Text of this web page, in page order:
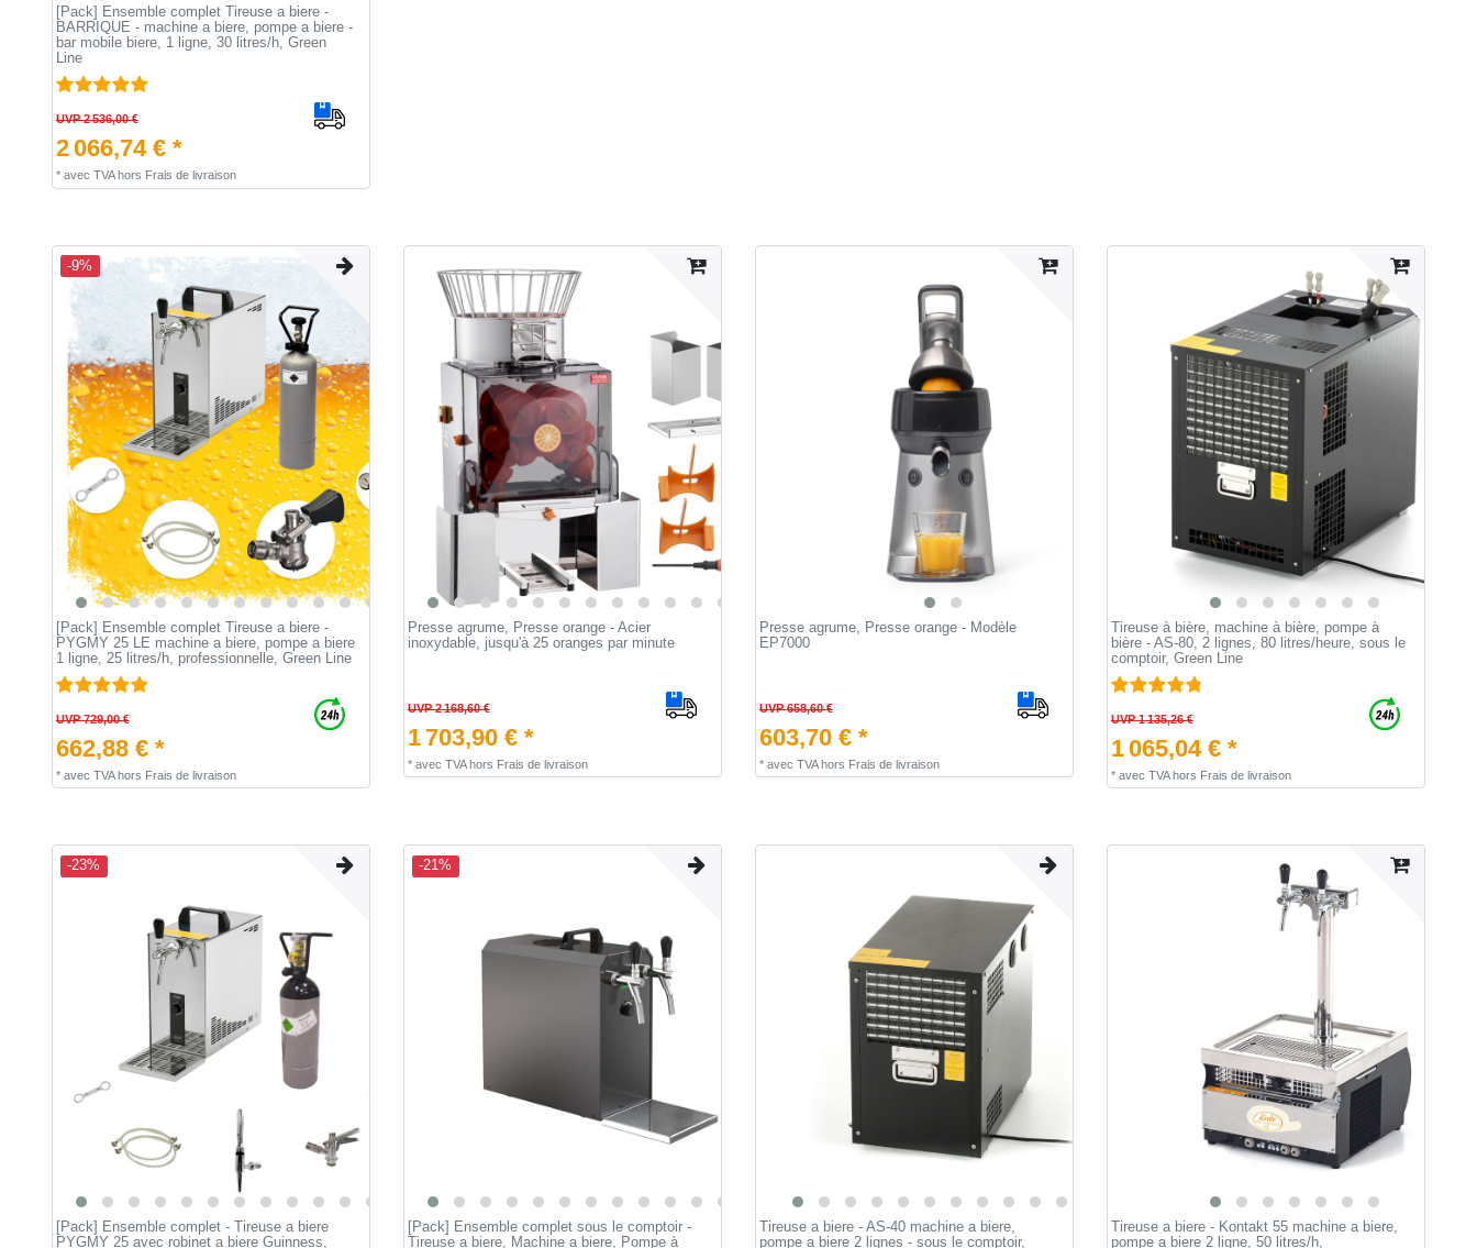
[Pack] Ensemble complet Tireuse a biere -
BARRIQUE - machine a biere, pompe a biere -
bar mobile biere, 1 ligne, 30 litres/h, Green
Line
UVP 2 536,00 €
2 066,74 € *
* avec TVAhors Frais de livraison
-9%
[Pack] Ensemble complet Tireuse a biere -
PYGMY 25 LE machine a biere, pompe a biere
1 ligne, 25 litres/h, professionnelle, Green Line
UVP 729,00 €
662,88 € *
* avec TVAhors Frais de livraison
Presse agrume, Presse orange - Acier
inoxydable, jusqu'à 25 oranges par minute
UVP 2 168,60 €
1 703,90 € *
* avec TVAhors Frais de livraison
Presse agrume, Presse orange - Modèle
EP7000
UVP 658,60 €
603,70 € *
* avec TVAhors Frais de livraison
Tireuse à bière, machine à bière, pompe à
bière - AS-80, 2 lignes, 80 litres/heure, sous le
comptoir, Green Line
UVP 1 135,26 €
1 065,04 € *
* avec TVAhors Frais de livraison
-23%
[Pack] Ensemble complet - Tireuse a biere
PYGMY 25 avec robinet a biere Guinness,
-21%
[Pack] Ensemble complet sous le comptoir -
Tireuse a biere, Machine a biere, Pompe à
Tireuse a biere - AS-40 machine a biere,
pompe a biere 2 lignes - sous le comptoir,
Tireuse a biere - Kontakt 55 machine a biere,
pompe a biere 2 ligne, 50 litres/h,